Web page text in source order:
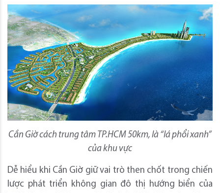
Cần Giờcách trung tâm TP.HCM 50km, là “lá phổi xanh”
củakhu vực
Dễ hiểu khi Cần Giờ giữ vai trò then chốt trong chiến
lược phát triển không gian đô thị hướng biển của